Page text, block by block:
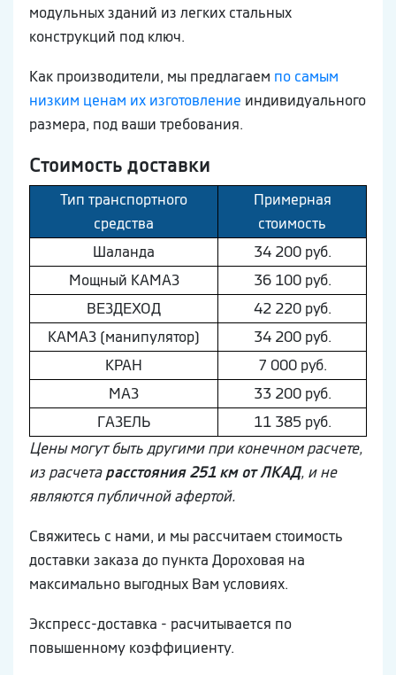
модульных зданий из легких стальных
конструкций под ключ.
Как производители, мы предлагаем по самым
низким ценам их изготовление индивидуального
размера, под ваши требования.
Стоимость доставки
Тип транспортного
средства
Примерная
стоимость
Шaлaнда
34 200 руб.
Мощный КAМAЗ
36 100 руб.
ВEЗДEХОД
42 220 руб.
КAМAЗ (манипулятор)
34 200 руб.
КРАН
7 000 руб.
МAЗ
33 200 руб.
ГAЗEЛЬ
11 385 руб.
Цены могут быть другими при конечном расчете,
из расчетарасстояния 251 км от ЛКАД, и не
являются публичной афертой.
Свяжитесь с нами, и мы рассчитаем стоимость
доставки заказа до пункта Дороховая на
максимально выгодных Вам условиях.
Экспресс-доставка - расчитывается по
повышенному коэффициенту.